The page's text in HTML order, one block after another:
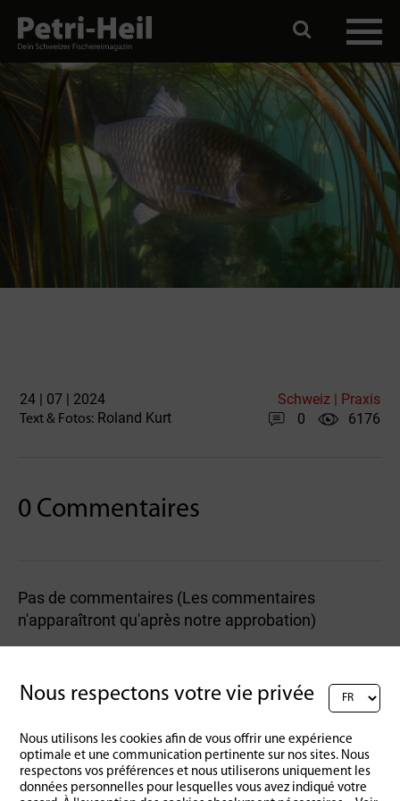
24 | 07 | 2024 Schweiz | Praxis
Text & Fotos: Roland Kurt 0 6176
0 Commentaires
Pas de commentaires (Les commentaires
n'apparaîtront qu'après notre approbation)
Rédigez un commentaire :
Nous respectons votre vie privée
Nous utilisons les cookies afin de vous offrir une expérience
optimale et une communication pertinente sur nos sites. Nous
respectons vos préférences et nous utiliserons uniquement les
données personnelles pour lesquelles vous avez indiqué votre